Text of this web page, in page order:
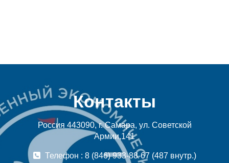
Контакты
Россия 443090, г. Самара, ул. Советской
Армии,141
Телефон : 8 (846) 933-88-67 (487 внутр.)